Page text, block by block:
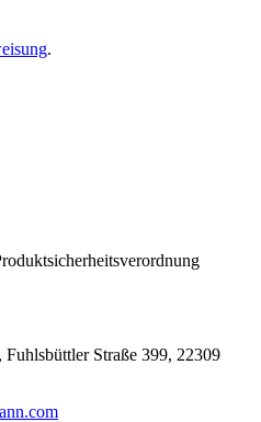
.
Straße 399, 22309